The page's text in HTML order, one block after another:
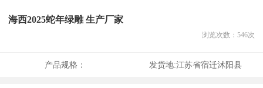
海西2025蛇年绿雕 生产厂家
浏览次数： 546次
产品规格： 发货地:江苏省宿迁沭阳县